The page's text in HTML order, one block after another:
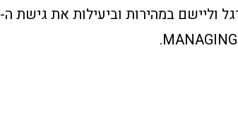
וליישם במהירות וביעילות את גישת ה-
MANAGING